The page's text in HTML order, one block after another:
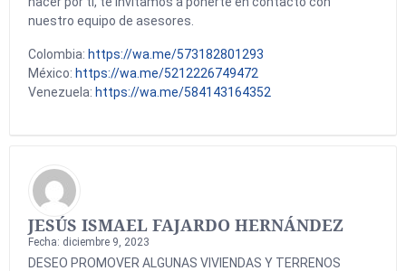
nuestro equipo de asesores.
Colombia: https://wa.me/573182801293
México: https://wa.me/5212226749472
Venezuela: https://wa.me/584143164352
JESÚS ISMAEL FAJARDO HERNÁNDEZ
Fecha: diciembre 9, 2023
DESEO PROMOVER ALGUNAS VIVIENDAS Y TERRENOS